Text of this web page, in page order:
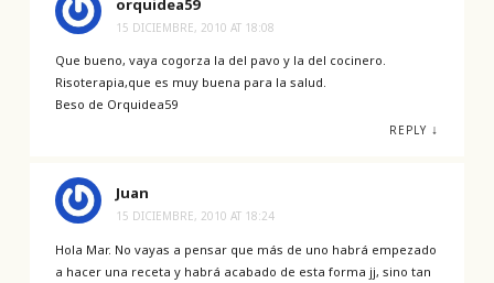
15 DICIEMBRE, 2010 AT 18:08
Que bueno, vaya cogorza la del pavo y la del cocinero.
Risoterapia,que es muy buena para la salud.
Beso de Orquidea59
REPLY ↓
Juan
15 DICIEMBRE, 2010 AT 18:24
Hola Mar. No vayas a pensar que más de uno habrá empezado
a hacer una receta y habrá acabado de esta forma jj, sino tan